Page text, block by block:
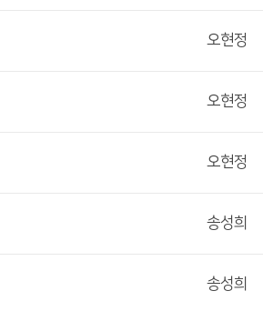
오현정
오현정
오현정
송성희
송성희